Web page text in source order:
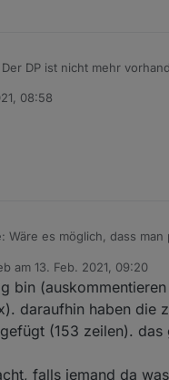
DP ist nicht mehr
08:58
Wäre es möglich, dass
durch
vergessen, die
am 13. Feb. 2021, 09:20
editiert von
bin
daraufhin haben die
(153 zeilen).
falls jemand da